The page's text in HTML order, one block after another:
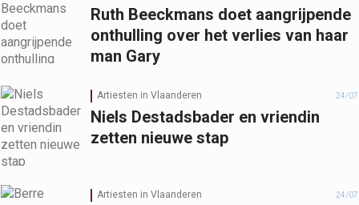
Ruth Beeckmans doet aangrijpende
onthulling over het verlies van haar
man Gary
Artiesten in Vlaanderen 24/07
Niels Destadsbader en vriendin
zetten nieuwe stap
Artiesten in Vlaanderen 24/07